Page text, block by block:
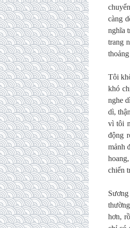
càng
nghĩa
trang
Tôi
khó
nghe
dì,
vì tôi
động
mảnh
chiến
hơn,